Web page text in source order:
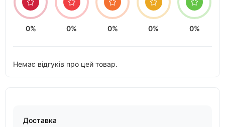
0% 0% 0% 0% 0%
Немає відгуків про цей товар.
Доставка